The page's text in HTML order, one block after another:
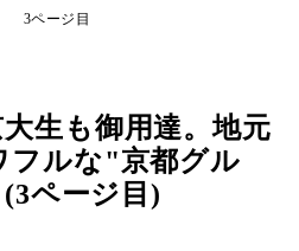
3ページ目
大生も御用達。地元
フルな"京都グル
ページ目)